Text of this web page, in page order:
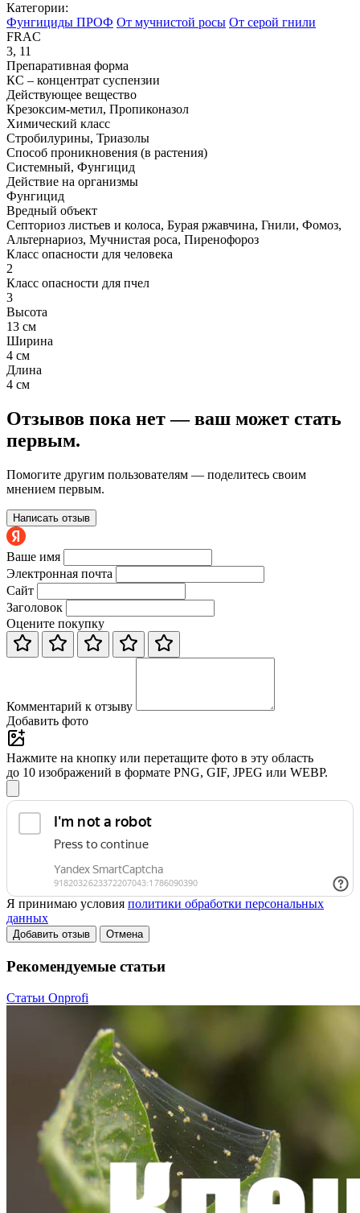
Категории:
Фунгициды ПРОФ От мучнистой росы От серой гнили
FRAC
3, 11
Препаративная форма
КС – концентрат суспензии
Действующее вещество
Крезоксим-метил, Пропиконазол
Химический класс
Стробилурины, Триазолы
Способ проникновения (в растения)
Системный, Фунгицид
Действие на организмы
Фунгицид
Вредный объект
Септориоз листьев и колоса, Бурая ржавчина, Гнили, Фомоз,
Альтернариоз, Мучнистая роса, Пиренофороз
Класс опасности для человека
2
Класс опасности для пчел
3
Высота
13 см
Ширина
4 см
Длина
4 см
Отзывов пока нет — ваш может стать
первым.
Помогите другим пользователям — поделитесь своим
мнением первым.
Написать отзыв
Ваше имя
Электронная почта
Сайт
Заголовок
Оцените покупку
Комментарий к отзыву
Добавить фото
Нажмите на кнопку или перетащите фото в эту область
до 10 изображений в формате PNG, GIF, JPEG или WEBP.
Я принимаю условия политики обработки персональных
данных
Добавить отзыв Отмена
Рекомендуемые статьи
Статьи Onprofi